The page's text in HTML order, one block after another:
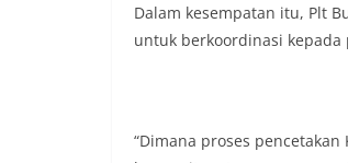
Dalam kesempatan itu, Plt
untuk berkoordinasi
“Dimana proses